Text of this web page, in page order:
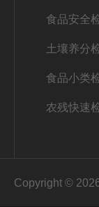
食品安全
土壤养分
食品小类
农残快速
Copyright ©